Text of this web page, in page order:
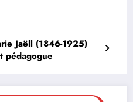
Jaëll (1846-1925)
pédagogue